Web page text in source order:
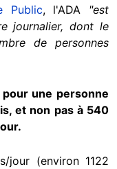
Public, l'ADA "est
journalier, dont le
de personnes
une personne
et non pas à 540
jour (environ 1122